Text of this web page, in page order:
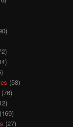
(58)
(27)